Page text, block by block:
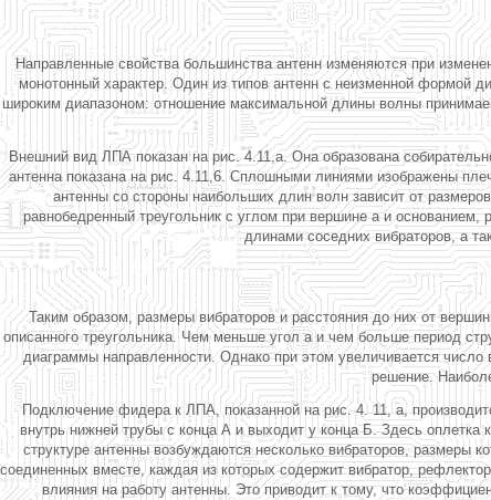
Направленные свойства большинства антенн изменяются при
монотонный характер. Один из типов антенн с неизменной формой
широким диапазоном: отношение максимальной длины волны
Внешний вид ЛПА показан на рис. 4.11,а. Она образована
антенна показана на рис. 4.11,6. Сплошными линиями изображены
антенны со стороны наибольших длин волн зависит от
равнобедренный треугольник с углом при вершине а и
длинами соседних вибраторов, а
Таким образом, размеры вибраторов и расстояния до них от
описанного треугольника. Чем меньше угол а и чем больше период
диаграммы направленности. Однако при этом увеличивается
решение.
Подключение фидера к ЛПА, показанной на рис. 4. 11, а,
внутрь нижней трубы с конца А и выходит у конца Б. Здесь
структуре антенны возбуждаются несколько вибраторов, размеры
соединенных вместе, каждая из которых содержит вибратор,
влияния на работу антенны. Это приводит к тому, что